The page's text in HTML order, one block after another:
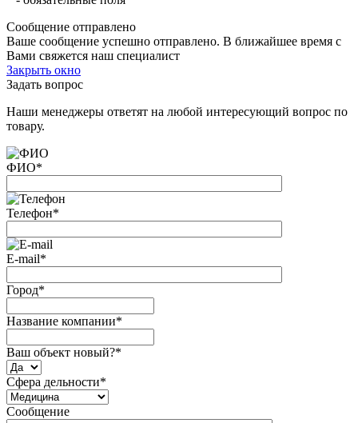
Сообщение отправлено
Ваше сообщение успешно отправлено. В ближайшее время с
Вами свяжется наш специалист
Закрыть окно
Задать вопрос
Наши менеджеры ответят на любой интересующий вопрос по
товару.
ФИО*
Телефон*
E-mail*
Город*
Название компании*
Ваш объект новый?*
Сфера дельности*
Сообщение